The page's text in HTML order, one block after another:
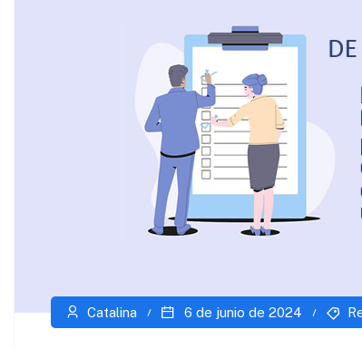
Catalina 6 de junio de 2024